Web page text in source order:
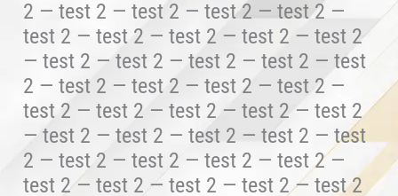
2 — test 2 — test 2 — test 2 — test 2 —
test 2 — test 2 — test 2 — test 2 — test 2
— test 2 — test 2 — test 2 — test 2 — test
2 — test 2 — test 2 — test 2 — test 2 —
test 2 — test 2 — test 2 — test 2 — test 2
— test 2 — test 2 — test 2 — test 2 — test
2 — test 2 — test 2 — test 2 — test 2 —
test 2 — test 2 — test 2 — test 2 — test 2